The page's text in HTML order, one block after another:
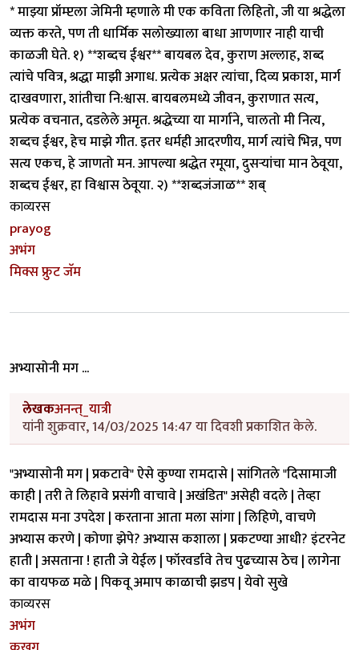
* माझ्या प्रॉम्प्टला जेमिनी म्हणाले मी एक कविता लिहितो, जी या श्रद्धेला
व्यक्त करते, पण ती धार्मिक सलोख्याला बाधा आणणार नाही याची
काळजी घेते. १) **शब्दच ईश्वर** बायबल देव, कुराण अल्लाह, शब्द
त्यांचे पवित्र, श्रद्धा माझी अगाध. प्रत्येक अक्षर त्यांचा, दिव्य प्रकाश, मार्ग
दाखवणारा, शांतीचा नि:श्वास. बायबलमध्ये जीवन, कुराणात सत्य,
प्रत्येक वचनात, दडलेले अमृत. श्रद्धेच्या या मार्गाने, चालतो मी नित्य,
शब्दच ईश्वर, हेच माझे गीत. इतर धर्मही आदरणीय, मार्ग त्यांचे भिन्न, पण
सत्य एकच, हे जाणतो मन. आपल्या श्रद्धेत रमूया, दुसऱ्यांचा मान ठेवूया,
शब्दच ईश्वर, हा विश्वास ठेवूया. २) **शब्दजंजाळ** शब्
काव्यरस
prayog
अभंग
मिक्स फ्रुट जॅम
अभ्यासोनी मग ...
लेखकअनन्त्_यात्री
यांनी शुक्रवार, 14/03/2025 14:47 या दिवशी प्रकाशित केले.
"अभ्यासोनी मग | प्रकटावे" ऐसे कुण्या रामदासे | सांगितले "दिसामाजी
काही | तरी ते लिहावे प्रसंगी वाचावे | अखंडित" असेही वदले | तेव्हा
रामदास मना उपदेश | करताना आता मला सांगा | लिहिणे, वाचणे
अभ्यास करणे | कोणा झेपे? अभ्यास कशाला | प्रकटण्या आधी? इंटरनेट
हाती | असताना ! हाती जे येईल | फॉरवर्डावे तेच पुढच्यास ठेच | लागेना
का वायफळ मळे | पिकवू अमाप काळाची झडप | येवो सुखे
काव्यरस
अभंग